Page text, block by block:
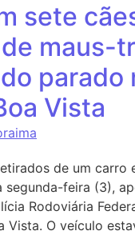
sete
maus-
parado
Vista
de um carro
segunda-feira (3),
Rodoviária
Vista. O veículo